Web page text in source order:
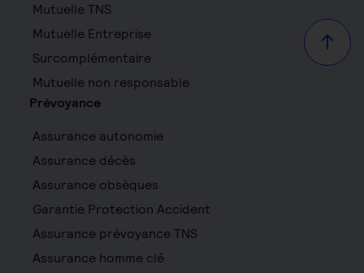
Haut
Mutuelle TNS
Mutuelle Entreprise
Surcomplémentaire
Mutuelle non responsable
Prévoyance
Assurance autonomie
Assurance décès
Assurance obsèques
Garantie Protection Accident
Assurance prévoyance TNS
Assurance homme clé